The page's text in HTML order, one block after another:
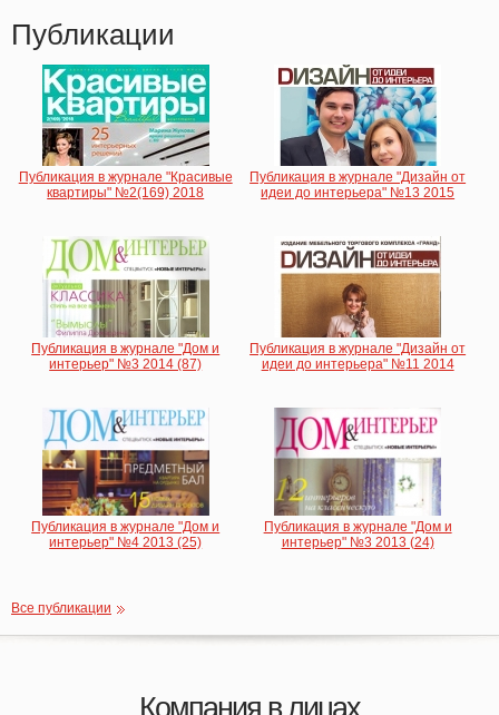
Публикации
Публикация в журнале "Красивые
квартиры" №2(169) 2018
Публикация в журнале "Дизайн от
идеи до интерьера" №13 2015
Публикация в журнале "Дом и
интерьер" №3 2014 (87)
Публикация в журнале "Дизайн от
идеи до интерьера" №11 2014
Публикация в журнале "Дом и
интерьер" №4 2013 (25)
Публикация в журнале "Дом и
интерьер" №3 2013 (24)
Все публикации